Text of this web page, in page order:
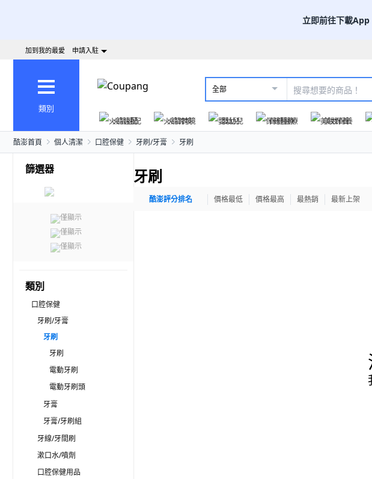
立即前往下載App
加到我的最愛 申請入駐
類別
全部
火箭速配 火箭跨境 嬰幼兒 保健醫療 美妝保養
酷澎首頁 個人清潔 口腔保健 牙刷/牙膏 牙刷
篩選器
僅顯示
僅顯示
僅顯示
類別
口腔保健
牙刷/牙膏
牙刷
牙刷
電動牙刷
電動牙刷頭
牙膏
牙膏/牙刷組
牙線/牙間刷
漱口水/噴劑
口腔保健用品
牙刷
酷澎評分排名 價格最低 價格最高 最熱銷 最新上架